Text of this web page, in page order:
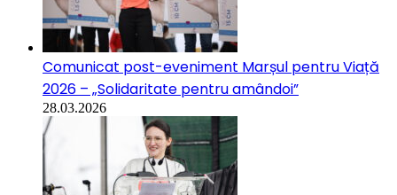
Comunicat post-eveniment Marșul pentru Viață
2026 – „Solidaritate pentru amândoi”
28.03.2026